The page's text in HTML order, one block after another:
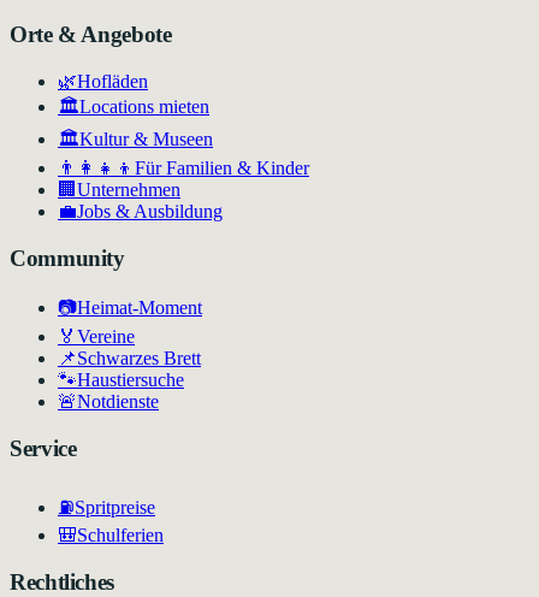
Orte & Angebote
🌿Hofläden
🏛️Locations mieten
🏛Kultur & Museen
👨‍👩‍👧‍👦 Für Familien & Kinder
🏢 Unternehmen
💼Jobs & Ausbildung
Community
📷Heimat-Moment
🏅 Vereine
📌Schwarzes Brett
🐾Haustiersuche
🚨Notdienste
Service
⛽Spritpreise
🎒Schulferien
Rechtliches